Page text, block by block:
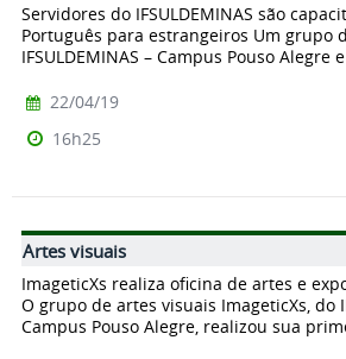
Servidores do IFSULDEMINAS são
Português para estrangeiros Um grupo
IFSULDEMINAS – Campus Pouso Alegre
22/04/19
16h25
Artes visuais
ImageticXs realiza oficina de artes e
O grupo de artes visuais ImageticXs, do
Campus Pouso Alegre, realizou sua